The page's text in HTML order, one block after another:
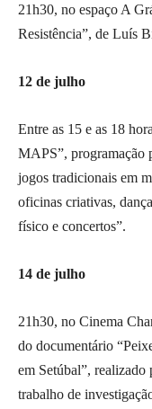
21h30, no espaço A
Resistência”, de Luís
12 de julho
Entre as 15 e as 18
MAPS”, programação
jogos tradicionais em
oficinas criativas,
físico e concertos”.
14 de julho
21h30, no Cinema
do documentário
em Setúbal”,
trabalho de